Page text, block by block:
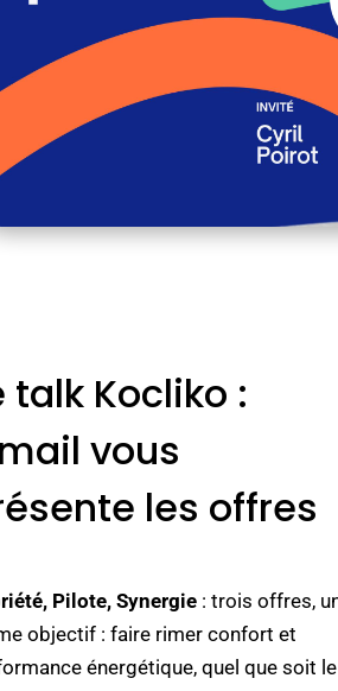
talk Kocliko :
vous
les offres
Pilote, Synergie : trois offres,
objectif : faire rimer confort et
énergétique, quel que soit le